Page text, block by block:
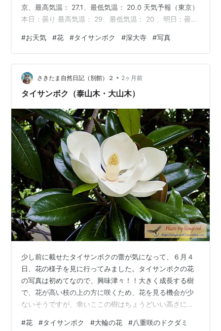
京、最高気温： 27.1、最低気温： 20.0 ​​​​​​​​​​​​​​​​​​​​​天気予報（東京）
本日：曇り 最高気温： 29、最低気温： 20 、明日：曇り
っていましたが、今朝は晴れでした。 今日は曇り予報、
この後曇って来るものの薄曇りで、気温も高そうです。
明日は、午前中は晴れ、次第に曇ってきて夜は本曇りの
予報となっています。今日同様、気温は高め…
#お天気 #花 #タイサンボク #深大寺 #写真
さきたま自然日記（別館）２ • 2ヶ月前
タイサンボク（泰山木・大山木）
少し前に載せたタイサンボクの蕾が気になって、６月４
日、花の様子を見に行ってみました。タイサンボクの花
の写真は初めてなので、興味津々！！大きく成長する樹
で、花が高い枝の上の方に咲くため、花を見る機会が少
ないそうですが、幸いここの樹はちょうどいい高さに大
ました。 タイサンボク（泰山木・大山木)北米南東部原産
#花 #タイサンボク #大輪の花 #八重咲のドクダミ